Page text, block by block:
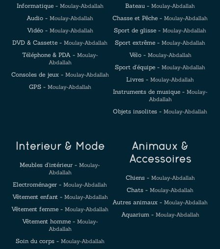
Informatique - Moulay-Abdallah
Audio - Moulay-Abdallah
Vidéo - Moulay-Abdallah
DVD & Cassette - Moulay-Abdallah
Téléphone & PDA - Moulay-
Abdallah
Consoles de jeux - Moulay-Abdallah
GPS - Moulay-Abdallah
Bateau - Moulay-Abdallah
Chasse et Pêche - Moulay-Abdallah
Sport de glisse - Moulay-Abdallah
Sport extrême - Moulay-Abdallah
Vélo - Moulay-Abdallah
Sport d'équipe - Moulay-Abdallah
Livres - Moulay-Abdallah
Instruments de musique - Moulay-
Abdallah
Objets insolites - Moulay-Abdallah
Intérieur & Mode
Meubles d'intérieur - Moulay-
Abdallah
Electroménager - Moulay-Abdallah
Vêtement enfant - Moulay-Abdallah
Vêtement femme - Moulay-Abdallah
Vêtement homme - Moulay-
Abdallah
Soin du corps - Moulay-Abdallah
Animaux &
Accessoires
Chiens - Moulay-Abdallah
Chats - Moulay-Abdallah
Autres animaux - Moulay-Abdallah
Aquarium - Moulay-Abdallah